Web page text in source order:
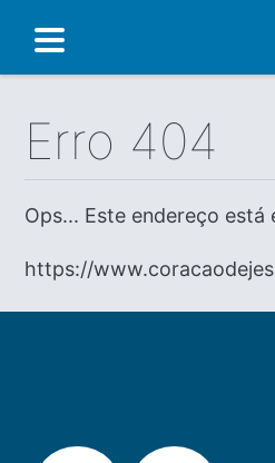
Erro 404
Ops... Este endereço está
https://